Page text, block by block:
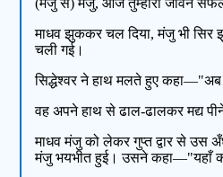
(मंजु से) मंजु, आज तुम्हारा जीवन
माधव झुककर चल दिया, मंजु भी सिर
चली गई।
सिद्धेश्वर ने हाथ मलते हुए
वह अपने हाथ से ढाल-ढालकर मद्य
माधव मंजु को लेकर गुप्त द्वार से उस
मंजु भयभीत हुई। उसने कहा—"यहाँ